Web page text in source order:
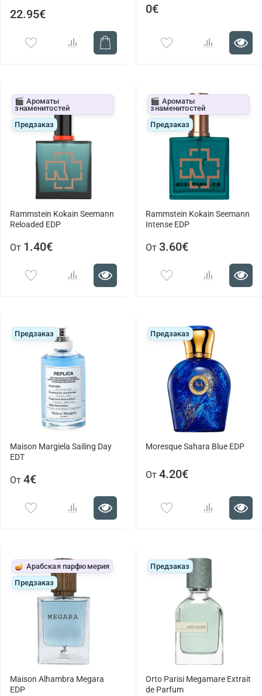
22.95€ 0€
🎬 Ароматы
знаменитостей
Предзаказ
Rammstein Kokain Seemann
Reloaded EDP
От 1.40€
🎬 Ароматы
знаменитостей
Предзаказ
Rammstein Kokain Seemann
Intense EDP
От 3.60€
Предзаказ
Maison Margiela Sailing Day
EDT
От 4€
Предзаказ
Moresque Sahara Blue EDP
От 4.20€
🪔 Арабская парфюмерия
Предзаказ
Maison Alhambra Megara
EDP
Предзаказ
Orto Parisi Megamare Extrait
de Parfum